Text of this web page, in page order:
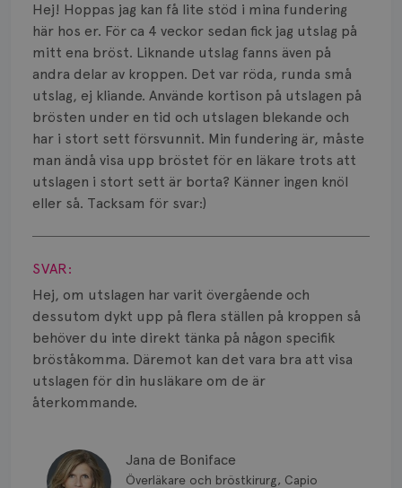
Hej! Hoppas jag kan få lite stöd i mina fundering
här hos er. För ca 4 veckor sedan fick jag utslag på
mitt ena bröst. Liknande utslag fanns även på
andra delar av kroppen. Det var röda, runda små
utslag, ej kliande. Använde kortison på utslagen på
brösten under en tid och utslagen blekande och
har i stort sett försvunnit. Min fundering är, måste
man ändå visa upp bröstet för en läkare trots att
utslagen i stort sett är borta? Känner ingen knöl
eller så. Tacksam för svar:)
Visa svar
SVAR:
Hej, om utslagen har varit övergående och
dessutom dykt upp på flera ställen på kroppen så
behöver du inte direkt tänka på någon specifik
bröståkomma. Däremot kan det vara bra att visa
utslagen för din husläkare om de är
återkommande.
Jana de Boniface
Överläkare och bröstkirurg, Capio
Biverkningar
Bröstvårta
Knöl
Läkemedel
Typ av bröstcancer
Smärta
Risker
Spridd bröstcancer
Strålning
Vätska